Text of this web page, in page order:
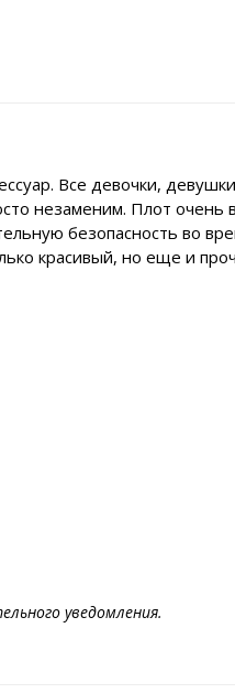
Все девочки,
незаменим. Плот очень
безопасность во
красивый, но еще и
уведомления.